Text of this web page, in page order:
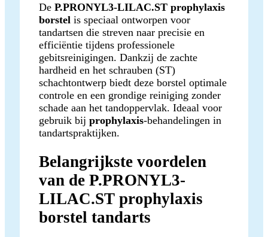
De P.PRONYL3-LILAC.ST prophylaxis
borstel is speciaal ontworpen voor
tandartsen die streven naar precisie en
efficiëntie tijdens professionele
gebitsreinigingen. Dankzij de zachte
hardheid en het schrauben (ST)
schachtontwerp biedt deze borstel optimale
controle en een grondige reiniging zonder
schade aan het tandoppervlak. Ideaal voor
gebruik bij prophylaxis-behandelingen in
tandartspraktijken.
Belangrijkste voordelen
van de P.PRONYL3-
LILAC.ST prophylaxis
borstel tandarts